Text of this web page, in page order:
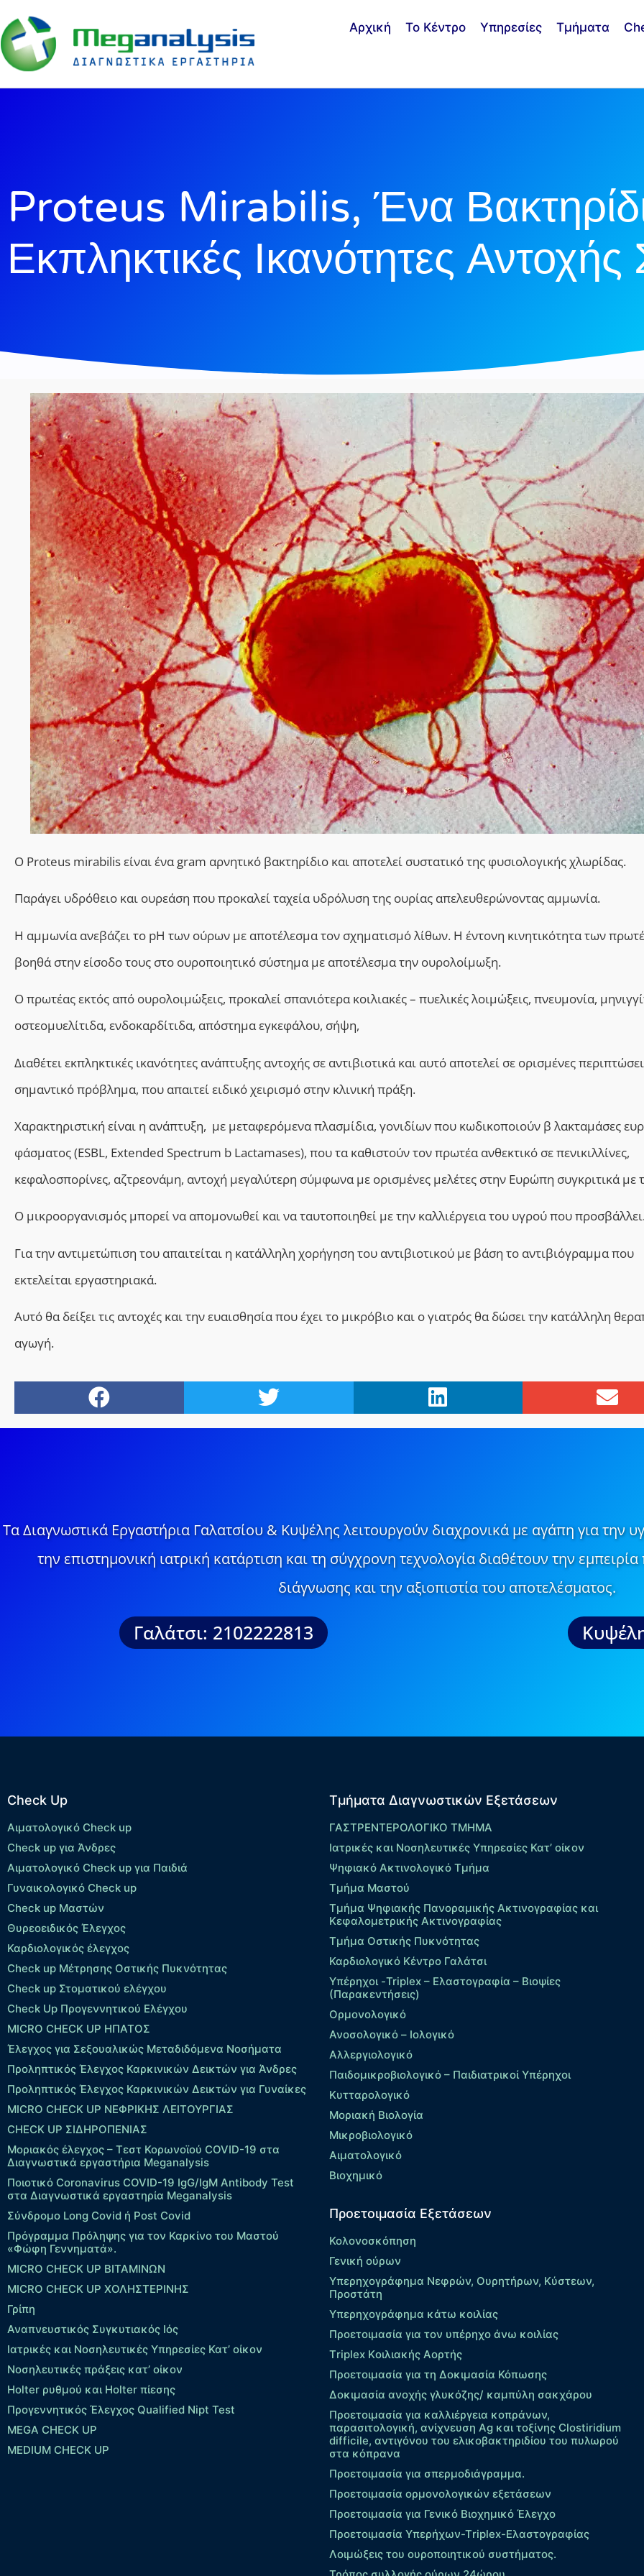
Αρχική Το Κέντρο Υπηρεσίες Τμήματα
Proteus Mirabilis, Ένα
Εκπληκτικές Ικανότητες Αντοχής
Ο Proteus mirabilisείναι έναgram αρνητικό βακτηρίδιο και αποτελεί συστατικό της φυσιολογικής χλωρίδας.
Παράγει υδρόθειο και ουρεάση που προκαλεί ταχεία υδρόλυση της ουρίας απελευθερώνοντας αμμωνία.
Η αμμωνία ανεβάζει το pH των ούρων με αποτέλεσμα τον σχηματισμό λίθων. Η έντονη κινητικότητα των
βοηθά στην είσοδο τους στο ουροποιητικό σύστημα με αποτέλεσμα την ουρολοίμωξη.
Ο πρωτέας εκτός από ουρολοιμώξεις, προκαλεί σπανιότερα κοιλιακές – πυελικές λοιμώξεις, πνευμονία,
οστεομυελίτιδα, ενδοκαρδίτιδα, απόστημα εγκεφάλου, σήψη,
Διαθέτει εκπληκτικές ικανότητες ανάπτυξης αντοχής σε αντιβιοτικά και αυτό αποτελεί σε ορισμένες
σημαντικό πρόβλημα, που απαιτεί ειδικό χειρισμό στην κλινική πράξη.
Χαρακτηριστική είναι η ανάπτυξη, με μεταφερόμενα πλασμίδια, γονιδίων που κωδικοποιούν β λακταμάσες
φάσματος (ESBL, Extended Spectrum b Lactamases), που τα καθιστούν τον πρωτέα ανθεκτικό σε πενικιλλίνες,
κεφαλοσπορίνες, αζτρεονάμη, αντοχή μεγαλύτερη σύμφωνα με ορισμένες μελέτες στην Ευρώπη συγκριτικά με
Ο μικροοργανισμός μπορεί να απομονωθεί και να ταυτοποιηθεί με την καλλιέργεια του υγρού που
Για την αντιμετώπιση του απαιτείται η κατάλληλη χορήγηση του αντιβιοτικού με βάση το αντιβιόγραμμα που
εκτελείται εργαστηριακά.
Αυτό θα δείξει τις αντοχές και την ευαισθησία που έχει το μικρόβιο και ο γιατρός θα δώσει την κατάλληλη
αγωγή.
Τα Διαγνωστικά Εργαστήρια Γαλατσίου & Κυψέλης λειτουργούν διαχρονικά με αγάπη για την
την επιστημονική ιατρική κατάρτιση και τη σύγχρονη τεχνολογία διαθέτουν την
διάγνωσης και την αξιοπιστία του αποτελέσματος.
Γαλάτσι: 2102222813
Check Up
Αιματολογικό Check up
Check up για Άνδρες
Αιματολογικό Check up για Παιδιά
Γυναικολογικό Check up
Check up Μαστών
Θυρεοειδικός Έλεγχος
Καρδιολογικός έλεγχος
Check up Mέτρησης Οστικής Πυκνότητας
Check up Στοματικού ελέγχου
Check Up Προγεννητικού Ελέγχου
MICRO CHECK UP HΠΑΤΟΣ
Έλεγχος για Σεξουαλικώς Μεταδιδόμενα Νοσήματα
Προληπτικός Έλεγχος Καρκινικών Δεικτών για Άνδρες
Προληπτικός Έλεγχος Καρκινικών Δεικτών για Γυναίκες
MICRO CHECK UP ΝΕΦΡΙΚΗΣ ΛΕΙΤΟΥΡΓΙΑΣ
CHECK UP ΣΙΔΗΡΟΠΕΝΙΑΣ
Μοριακός έλεγχος – Τεστ Κορωνοϊού COVID-19 στα
Διαγνωστικά εργαστήρια Meganalysis
Ποιοτικό Coronavirus COVID-19 IgG/IgM Antibody Test
στα Διαγνωστικά εργαστηρία Meganalysis
Σύνδρομο Long Covid ή Post Covid
Πρόγραμμα Πρόληψης για τον Καρκίνο του Μαστού
«Φώφη Γεννηματά».
MICRO CHECK UP ΒΙΤΑΜΙΝΩΝ
MICRO CHECK UP ΧΟΛΗΣΤΕΡΙΝΗΣ
Γρίπη
Αναπνευστικός Συγκυτιακός Ιός
Ιατρικές και Νοσηλευτικές Υπηρεσίες Κατ’ οίκον
Νοσηλευτικές πράξεις κατ’ οίκον
Holter ρυθμού και Holter πίεσης
Προγεννητικός Έλεγχος Qualified Nipt Test
MEGA CHECK UP
MEDIUM CHECK UP
Τμήματα Διαγνωστικών Εξετάσεων
ΓΑΣΤΡΕΝΤΕΡΟΛΟΓΙΚΟ ΤΜΗΜΑ
Ιατρικές και Νοσηλευτικές Υπηρεσίες Κατ’ οίκον
Ψηφιακό Ακτινολογικό Τμήμα
Τμήμα Μαστού
Τμήμα Ψηφιακής Πανοραμικής Ακτινογραφίας και
Κεφαλομετρικής Ακτινογραφίας
Τμήμα Οστικής Πυκνότητας
Καρδιολογικό Κέντρο Γαλάτσι
Υπέρηχοι -Triplex – Eλαστογραφία – Βιοψίες
(Παρακεντήσεις)
Ορμονολογικό
Ανοσολογικό – Ιολογικό
Αλλεργιολογικό
Παιδομικροβιολογικό – Παιδιατρικοί Υπέρηχοι
Κυτταρολογικό
Μοριακή Βιολογία
Μικροβιολογικό
Αιματολογικό
Βιοχημικό
Προετοιμασία Εξετάσεων
Κολονοσκόπηση
Γενική ούρων
Υπερηχογράφημα Νεφρών, Ουρητήρων, Κύστεων,
Προστάτη
Υπερηχογράφημα κάτω κοιλίας
Προετοιμασία για τον υπέρηχο άνω κοιλίας
Τriplex Kοιλιακής Αορτής
Προετοιμασία για τη Δοκιμασία Κόπωσης
Δοκιμασία ανοχής γλυκόζης/ καμπύλη σακχάρου
Προετοιμασία για καλλιέργεια κοπράνων,
παρασιτολογική, ανίχνευση Ag και τοξίνης Clostiridium
difficile, αντιγόνου του ελικοβακτηριδίου του πυλωρού
στα κόπρανα
Προετοιμασία για σπερμοδιάγραμμα.
Προετοιμασία ορμονολογικών εξετάσεων
Προετοιμασία για Γενικό Βιοχημικό Έλεγχο
Προετοιμασία Υπερήχων-Τriplex-Ελαστογραφίας
Λοιμώξεις του ουροποιητικού συστήματος.